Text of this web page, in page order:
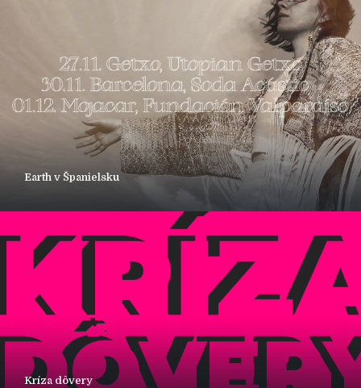
Earth v Španielsku
Kríza dôvery